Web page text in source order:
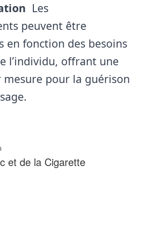
Les
peuvent être
en fonction des besoins
l’individu, offrant une
mesure pour la guérison
et de la Cigarette